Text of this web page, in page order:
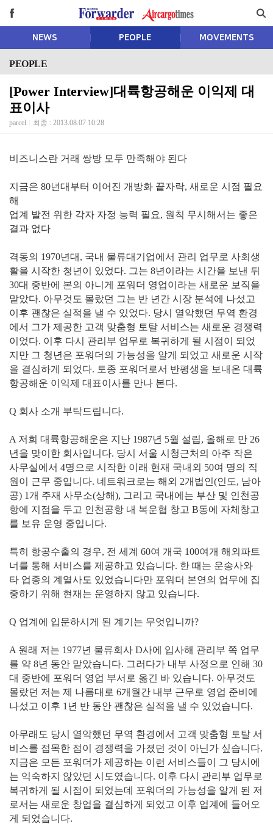
NEWS PEOPLE MOVEMENTS
PEOPLE
[Power Interview]대륙항공해운 이익제 대
표이사
parcel 최종 : 2013.08.07 10:28
비즈니스란 거래 쌍방 모두 만족해야 된다
지금은 80년대부터 이어진 개방화 끝자락, 새로운 시점 필요
해
업계 발전 위한 각자 자정 능력 필요, 원칙 무시해서는 좋은
결과 없다
격동의 1970년대, 국내 물류대기업에서 관리 업무로 사회생
활을 시작한 청년이 있었다. 그는 8년이라는 시간을 보낸 뒤
30대 중반에 본의 아니게 포워더 영업이라는 새로운 보직을
맡았다. 아무것도 몰랐던 그는 반 년간 시장 분석에 나섰고
이후 괜찮은 실적을 낼 수 있었다. 당시 열악했던 무역 환경
에서 그가 제공한 고객 맞춤형 토탈 서비스는 새로운 경쟁력
이었다. 이후 다시 관리부 업무로 복귀하게 될 시점이 되었
지만 그 청년은 포워더의 가능성을 알게 되었고 새로운 시작
을 결심하게 되었다. 토종 포워더로서 반평생을 보내온 대륙
항공해운 이익제 대표이사를 만나 본다.
Q 회사 소개 부탁드립니다.
A 저희 대륙항공해운은 지난 1987년 5월 설립, 올해로 만 26
년을 맞이한 회사입니다. 당시 서울 시청근처의 아주 작은
사무실에서 4명으로 시작한 이래 현재 국내외 50여 명의 직
원이 근무 중입니다. 네트워크로는 해외 2개법인(인도, 남아
공) 1개 주재 사무소(상해), 그리고 국내에는 부산 및 인천공
항에 지점을 두고 인천공항 내 복운협 창고 B동에 자체창고
를 보유 운영 중입니다.
특히 항공수출의 경우, 전 세계 60여 개국 100여개 해외파트
너를 통해 서비스를 제공하고 있습니다. 한 때는 운송사와
타 업종의 계열사도 있었습니다만 포워더 본연의 업무에 집
중하기 위해 현재는 운영하지 않고 있습니다.
Q 업계에 입문하시게 된 계기는 무엇입니까?
A 원래 저는 1977년 물류회사 D사에 입사해 관리부 쪽 업무
를 약 8년 동안 맡았습니다. 그러다가 내부 사정으로 인해 30
대 중반에 포워더 영업 부서로 옮긴 바 있습니다. 아무것도
몰랐던 저는 제 나름대로 6개월간 내부 근무로 영업 준비에
나섰고 이후 1년 반 동안 괜찮은 실적을 낼 수 있었습니다.
아무래도 당시 열악했던 무역 환경에서 고객 맞춤형 토탈 서
비스를 접목한 점이 경쟁력을 가졌던 것이 아닌가 싶습니다.
지금은 모든 포워더가 제공하는 이런 서비스들이 그 당시에
는 익숙하지 않았던 시도였습니다. 이후 다시 관리부 업무로
복귀하게 될 시점이 되었는데 포워더의 가능성을 알게 된 저
로서는 새로운 창업을 결심하게 되었고 이후 업계에 들어오
게 되었습니다.